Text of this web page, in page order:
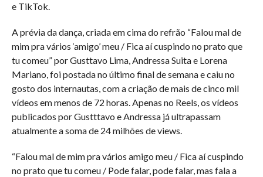
e TikTok.
A prévia da dança, criada em cima do refrão “Falou mal de
mim pra vários ‘amigo’ meu / Fica aí cuspindo no prato que
tu comeu” por Gusttavo Lima, Andressa Suita e Lorena
Mariano, foi postada no último final de semana e caiu no
gosto dos internautas, com a criação de mais de cinco mil
vídeos em menos de 72 horas. Apenas no Reels, os vídeos
publicados por Gustttavo e Andressa já ultrapassam
atualmente a soma de 24 milhões de views.
“Falou mal de mim pra vários amigo meu / Fica aí cuspindo
no prato que tu comeu / Pode falar, pode falar, mas fala a